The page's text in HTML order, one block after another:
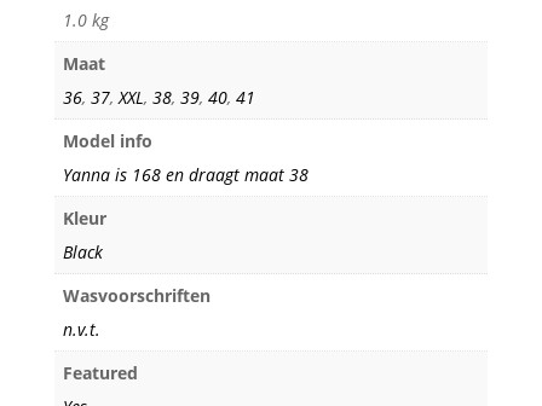
1.0 kg
Maat
36, 37,XXL, 38, 39, 40, 41
Model info
Yanna is 168 en draagt maat 38
Kleur
Black
Wasvoorschriften
n.v.t.
Featured